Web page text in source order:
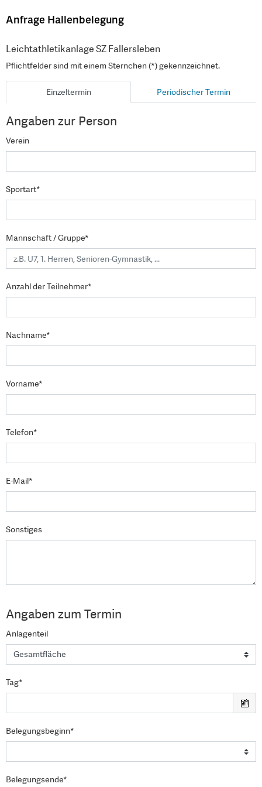
Anfrage Hallenbelegung
Leichtathletikanlage SZ Fallersleben
Pflichtfelder sind mit einem Sternchen (*) gekennzeichnet.
Einzeltermin Periodischer Termin
Angaben zur Person
Verein
Sportart*
Mannschaft / Gruppe*
Anzahl der Teilnehmer*
Nachname*
Vorname*
Telefon*
E-Mail*
Sonstiges
Angaben zum Termin
Anlagenteil
Tag*
Belegungsbeginn*
Belegungsende*